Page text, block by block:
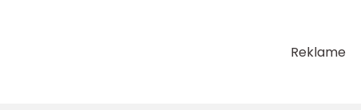
Reklame